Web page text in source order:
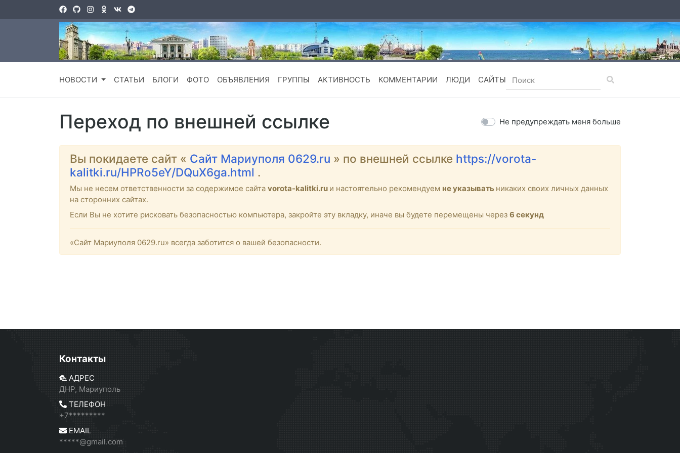
НОВОСТИ СТАТЬИ БЛОГИ ФОТО ОБЪЯВЛЕНИЯ ГРУППЫ АКТИВНОСТЬ КОММЕНТАРИИ ЛЮДИ САЙТЫ
Переход по внешней ссылке Не предупреждать меня больше
Вы покидаете сайт « Сайт Мариуполя 0629.ru » по внешней ссылке https://vorota-
kalitki.ru/HPRo5eY/DQuX6ga.html .
Мы не несем ответственности за содержимое сайта vorota-kalitki.ru и настоятельно рекомендуем не указывать никаких своих личных данных
на сторонних сайтах.
Если Вы не хотите рисковать безопасностью компьютера, закройте эту вкладку, иначе вы будете перемещены через 6 секунд
«Сайт Мариуполя 0629.ru» всегда заботится о вашей безопасности.
Контакты
АДРЕС
ДНР, Мариуполь
ТЕЛЕФОН
+7*********
EMAIL
*****@gmail.com